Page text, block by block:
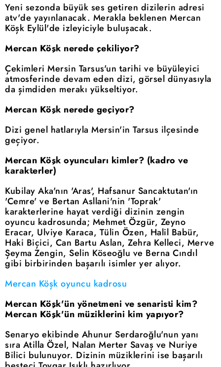
Yeni sezonda büyük ses getiren dizilerin adresi
atv'de yayınlanacak. Merakla beklenen Mercan
Köşk Eylül'de izleyiciyle buluşacak.
Mercan Köşk nerede çekiliyor?
Çekimleri Mersin Tarsus'un tarihi ve büyüleyici
atmosferinde devam eden dizi, görsel dünyasıyla
da şimdiden merakı yükseltiyor.
Mercan Köşk nerede geçiyor?
Dizi genel hatlarıyla Mersin'in Tarsus ilçesinde
geçiyor.
Mercan Köşk oyuncuları kimler? (kadro ve
karakterler)
Kubilay Aka'nın 'Aras', Hafsanur Sancaktutan'ın
'Cemre' ve Bertan Asllani'nin 'Toprak'
karakterlerine hayat verdiği dizinin zengin
oyuncu kadrosunda; Mehmet Özgür, Zeyno
Eracar, Ulviye Karaca, Tülin Özen, Halil Babür,
Haki Biçici, Can Bartu Aslan, Zehra Kelleci, Merve
Şeyma Zengin, Selin Köseoğlu ve Berna Cındıl
gibi birbirinden başarılı isimler yer alıyor.
Mercan Köşk oyuncu kadrosu
Mercan Köşk'ün yönetmeni ve senaristi kim?
Mercan Köşk'ün müziklerini kim yapıyor?
Senaryo ekibinde Ahunur Serdaroğlu'nun yanı
sıra Atilla Özel, Nalan Merter Savaş ve Nuriye
Bilici bulunuyor. Dizinin müziklerini ise başarılı